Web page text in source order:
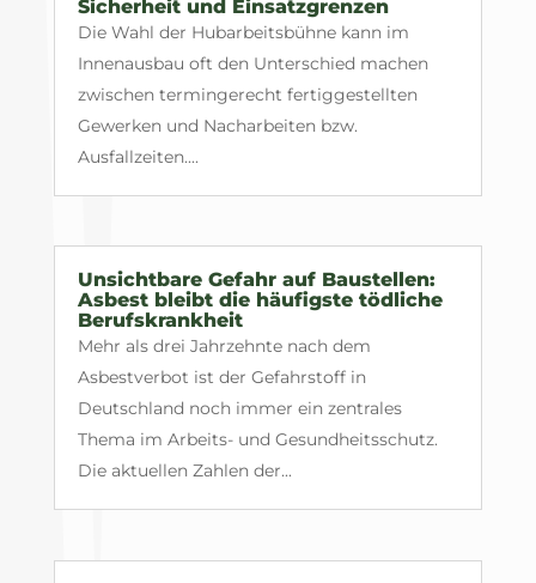
Sicherheit und Einsatzgrenzen
Die Wahl der Hubarbeitsbühne kann im
Innenausbau oft den Unterschied machen
zwischen termingerecht fertiggestellten
Gewerken und Nacharbeiten bzw.
Ausfallzeiten....
Unsichtbare Gefahr auf Baustellen:
Asbest bleibt die häufigste tödliche
Berufskrankheit
Mehr als drei Jahrzehnte nach dem
Asbestverbot ist der Gefahrstoff in
Deutschland noch immer ein zentrales
Thema im Arbeits- und Gesundheitsschutz.
Die aktuellen Zahlen der...